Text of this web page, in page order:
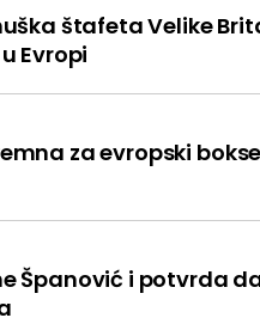
štafeta Velike
Evropi
za evropski
Španović i potvrda